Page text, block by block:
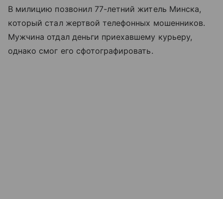
В милицию позвонил 77-летний житель Минска,
который стал жертвой телефонных мошенников.
Мужчина отдал деньги приехавшему курьеру,
однако смог его сфотографировать.